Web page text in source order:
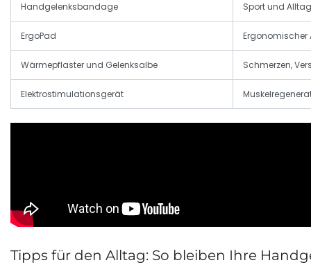
Handgelenksbandage Sport und Alltag
ErgoPad Ergonomischer
Wärmepflaster und Gelenksalbe Schmerzen,
Elektrostimulationsgerät
Tipps für den Alltag: So bleiben Ihre